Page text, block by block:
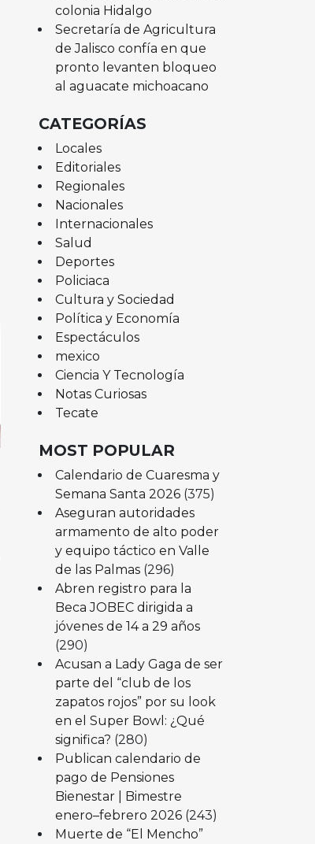
colonia Hidalgo
Secretaría de Agricultura
de Jalisco confía en que
pronto levanten bloqueo
al aguacate michoacano
CATEGORÍAS
Locales
Editoriales
Regionales
Nacionales
Internacionales
Salud
Deportes
Policiaca
Cultura y Sociedad
Política y Economía
Espectáculos
mexico
Ciencia Y Tecnología
Notas Curiosas
Tecate
MOST POPULAR
Calendario de Cuaresma y
Semana Santa 2026 (375)
Aseguran autoridades
armamento de alto poder
y equipo táctico en Valle
de las Palmas (296)
Abren registro para la
Beca JOBEC dirigida a
jóvenes de 14 a 29 años
(290)
Acusan a Lady Gaga de ser
parte del “club de los
zapatos rojos” por su look
en el Super Bowl: ¿Qué
significa? (280)
Publican calendario de
pago de Pensiones
Bienestar | Bimestre
enero–febrero 2026 (243)
Muerte de “El Mencho”